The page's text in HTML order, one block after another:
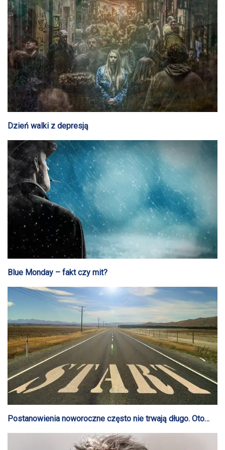
Dzień walki z depresją
Blue Monday – fakt czy mit?
Postanowienia noworoczne często nie trwają długo. Oto